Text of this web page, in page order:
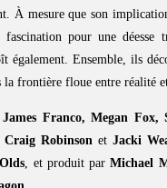
À mesure que son
pour une déesse
également. Ensemble, ils
frontière floue entre réalité
James Franco, Megan Fox,
Robinson et Jacki
, et produit parMichael